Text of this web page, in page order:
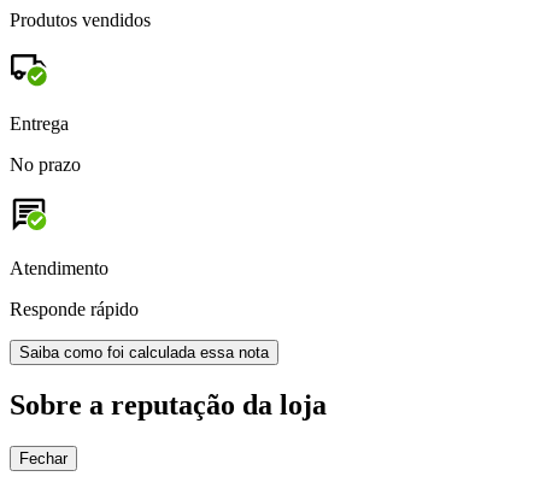
Produtos vendidos
Entrega
No prazo
Atendimento
Responde rápido
Saiba como foi calculada essa nota
Sobre a reputação da loja
Fechar